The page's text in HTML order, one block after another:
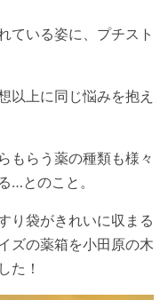
ている姿に、プチスト
以上に同じ悩みを抱え
もらう薬の種類も様々
…とのこと。
り袋がきれいに収まる
ズの薬箱を小田原の木
た！